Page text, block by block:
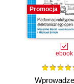
Promocja
ebook